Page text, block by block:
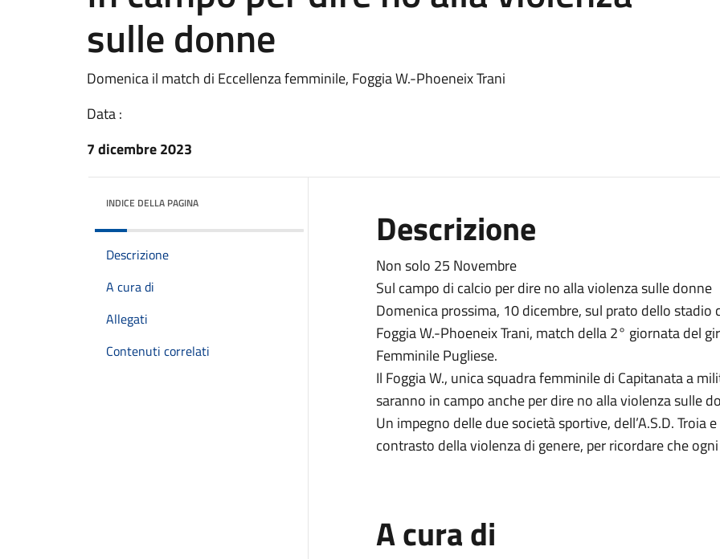
sulle donne
Domenica il match di Eccellenza femminile, Foggia W.-Phoeneix Trani
Data :
7 dicembre 2023
INDICE DELLA PAGINA
Descrizione
A cura di
Allegati
Contenuti correlati
Descrizione
Non solo 25 Novembre
Sul campo di calcio per dire no alla violenza sulle donne
Domenica prossima, 10 dicembre, sul prato dello stadio
Foggia W.-Phoeneix Trani, match della 2° giornata del
Femminile Pugliese.
Il Foggia W., unica squadra femminile di Capitanata a
saranno in campo anche per dire no alla violenza sulle
Un impegno delle due società sportive, dell’A.S.D. Troia
contrasto della violenza di genere, per ricordare che
A cura di